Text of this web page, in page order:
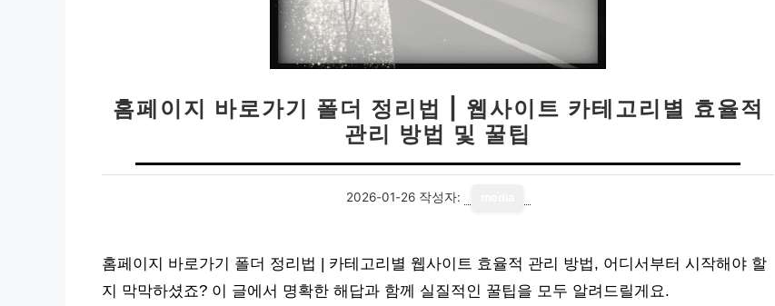
홈페이지 바로가기 폴더 정리법 | 웹사이트 카테고리별 효율적
관리 방법 및 꿀팁
2026-01-26 작성자:
홈페이지 바로가기 폴더 정리법 | 카테고리별 웹사이트 효율적 관리 방법, 어디서부터 시작해야 할
지 막막하셨죠? 이 글에서 명확한 해답과 함께 실질적인 꿀팁을 모두 알려드릴게요.